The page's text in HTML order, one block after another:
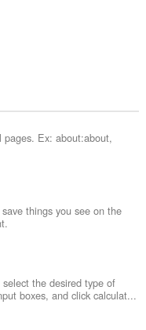
Ex: about:about,
things you see on the
the desired type of
boxes, and click calculat...